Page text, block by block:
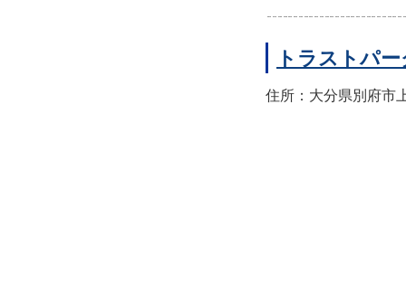
トラストパ
住所：大分県別府市